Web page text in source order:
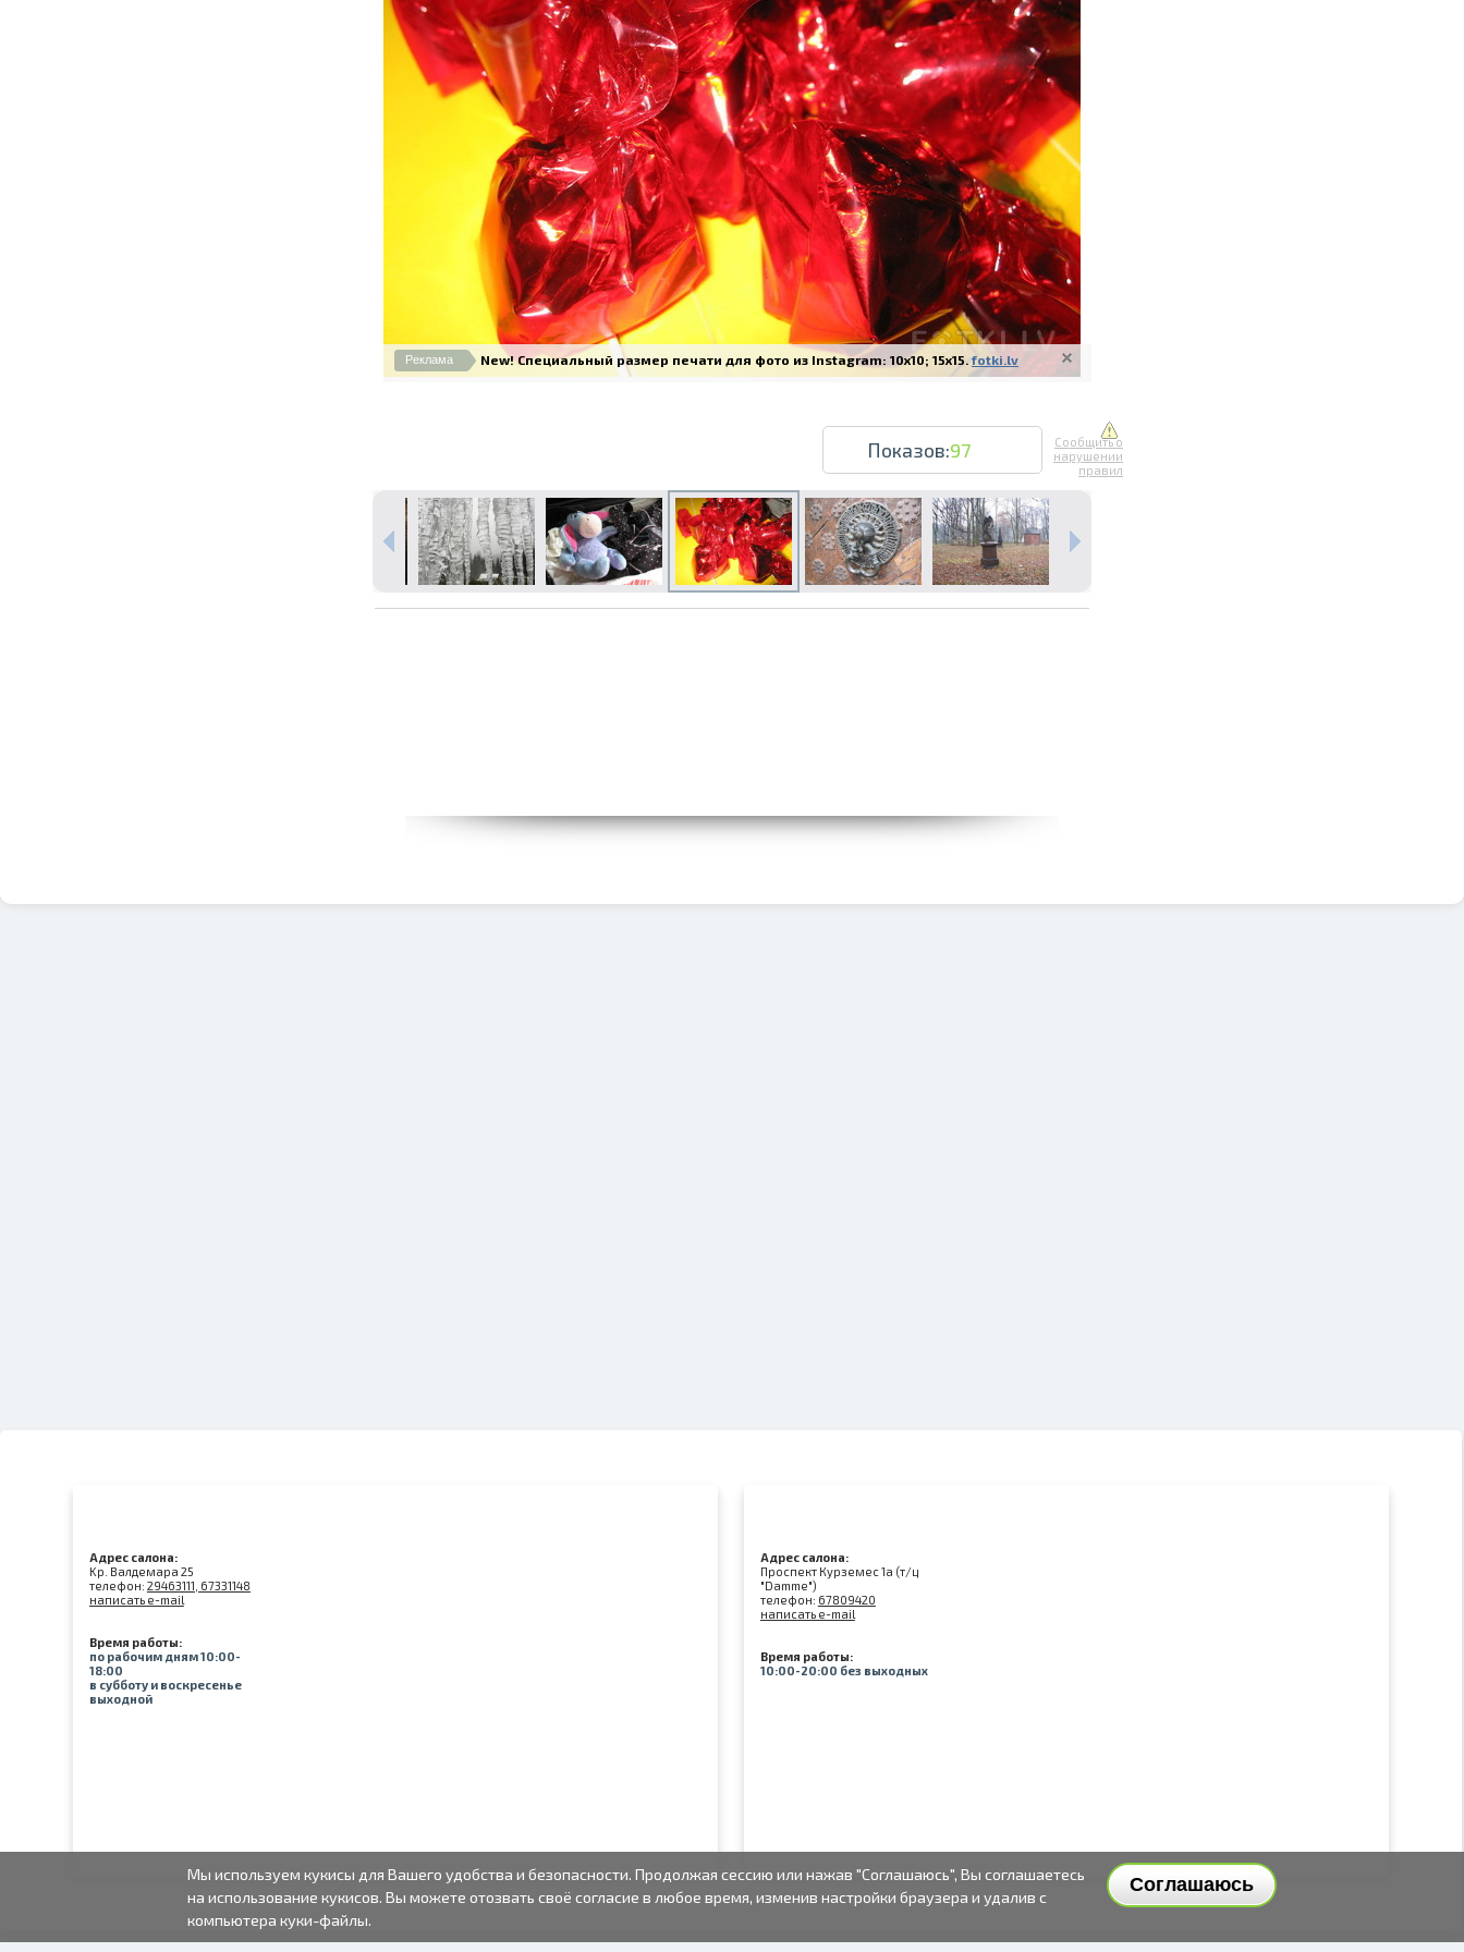
Печать в течение 1 часа в Риге – закажите онлайн
Различные форматы и виды бумаги для ваших фотографий
Доставка по всей Латвии или самовывоз
Реклама New! Специальный размер печати для фото из Instagram: 10x10; 15x15. fotki.lv
Показов:97
Сообщить о
нарушении
правил
Адрес салона:
Kр. Валдемара 25
телефон: 29463111, 67331148
написать e-mail
Время работы:
по рабочим дням 10:00-
18:00
в субботу и воскресенье
выходной
Адрес салона:
Проспект Курземес 1а (т/ц
"Damme")
телефон: 67809420
написать e-mail
Время работы:
10:00-20:00 без выходных
Соглашаюсь
Мы используем кукисы для Вашего удобства и безопасности. Продолжая сессию или нажав "Соглашаюсь", Вы соглашаетесь
на использование кукисов. Вы можете отозвать своё согласие в любое время, изменив настройки браузера и удалив с
компьютера куки-файлы.